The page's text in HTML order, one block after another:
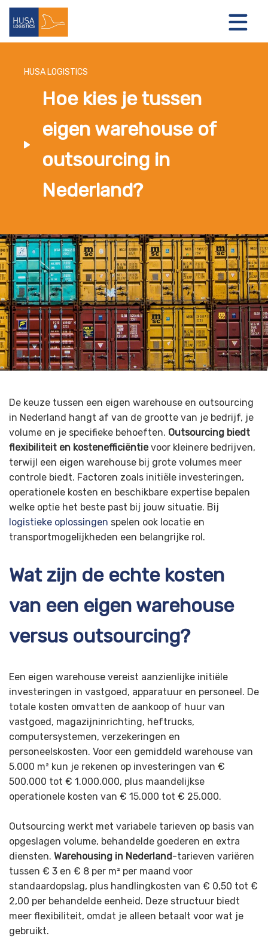
LOGISTIEKE OPLOSSINGEN
OVER ONS
NIEUWS
HUSA LOGISTICS
Hoe kies je tussen
eigen warehouse of
outsourcing in
Nederland?
De keuze tussen een eigen warehouse en outsourcing
in Nederland hangt af van de grootte van je bedrijf, je
volume en je specifieke behoeften. Outsourcing biedt
flexibiliteit en kostenefficiëntievoor kleinere bedrijven,
terwijl een eigen warehouse bij grote volumes meer
controle biedt. Factoren zoals initiële investeringen,
operationele kosten en beschikbare expertise bepalen
welke optie het beste past bij jouw situatie. Bij
logistieke oplossingen spelen ook locatie en
transportmogelijkheden een belangrijke rol.
Wat zijn de echte kosten
van een eigen warehouse
versus outsourcing?
Een eigen warehouse vereist aanzienlijke initiële
investeringen in vastgoed, apparatuur en personeel. De
totale kosten omvatten de aankoop of huur van
vastgoed, magazijninrichting, heftrucks,
computersystemen, verzekeringen en
personeelskosten. Voor een gemiddeld warehouse van
5.000 m² kun je rekenen op investeringen van €
500.000 tot € 1.000.000, plus maandelijkse
operationele kosten van € 15.000 tot € 25.000.
Outsourcing werkt met variabele tarieven op basis van
opgeslagen volume, behandelde goederen en extra
diensten. Warehousing in Nederland-tarieven variëren
tussen € 3 en € 8 per m² per maand voor
standaardopslag, plus handlingkosten van € 0,50 tot €
2,00 per behandelde eenheid. Deze structuur biedt
meer flexibiliteit, omdat je alleen betaalt voor wat je
gebruikt.